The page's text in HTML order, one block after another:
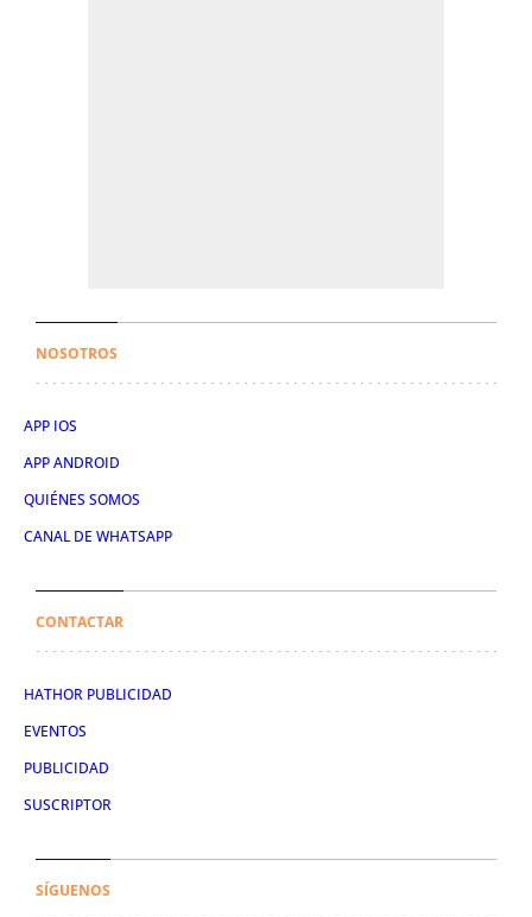
NOSOTROS
APP IOS
APP ANDROID
QUIÉNES SOMOS
CANAL DE WHATSAPP
CONTACTAR
HATHOR PUBLICIDAD
EVENTOS
PUBLICIDAD
SUSCRIPTOR
SÍGUENOS